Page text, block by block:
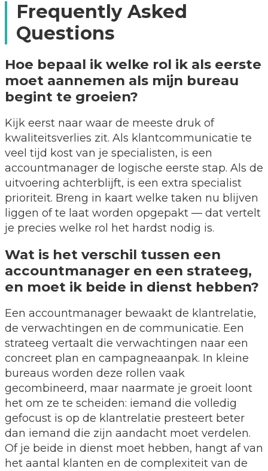
Frequently Asked
Questions
Hoe bepaal ik welke rol ik als eerste
moet aannemen als mijn bureau
begint te groeien?
Kijk eerst naar waar de meeste druk of
kwaliteitsverlies zit. Als klantcommunicatie te
veel tijd kost van je specialisten, is een
accountmanager de logische eerste stap. Als de
uitvoering achterblijft, is een extra specialist
prioriteit. Breng in kaart welke taken nu blijven
liggen of te laat worden opgepakt — dat vertelt
je precies welke rol het hardst nodig is.
Wat is het verschil tussen een
accountmanager en een strateeg,
en moet ik beide in dienst hebben?
Een accountmanager bewaakt de klantrelatie,
de verwachtingen en de communicatie. Een
strateeg vertaalt die verwachtingen naar een
concreet plan en campagneaanpak. In kleine
bureaus worden deze rollen vaak
gecombineerd, maar naarmate je groeit loont
het om ze te scheiden: iemand die volledig
gefocust is op de klantrelatie presteert beter
dan iemand die zijn aandacht moet verdelen.
Of je beide in dienst moet hebben, hangt af van
het aantal klanten en de complexiteit van de